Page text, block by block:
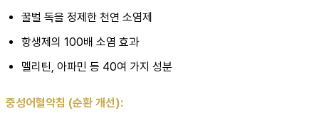
꿀벌 독을 정제한 천연 소염제
항생제의 100배 소염 효과
멜리틴, 아파민 등 40여 가지 성분
중성어혈약침 (순환 개선):